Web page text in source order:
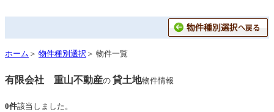
ホーム ＞ 物件種別選択 ＞ 物件一覧
有限会社 重山不動産の 貸土地物件情報
0件該当しました。